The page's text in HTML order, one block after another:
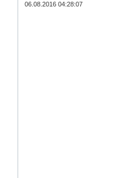
06.08.2016 04:28:07